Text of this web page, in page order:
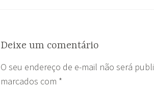
Deixe um comentário
O seu endereço de e-mail não será
marcados com *